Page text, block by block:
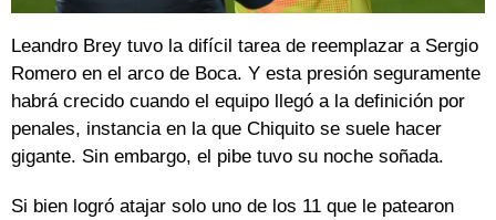
Leandro Brey tuvo la difícil tarea de reemplazar a Sergio
Romero en el arco de Boca. Y esta presión seguramente
habrá crecido cuando el equipo llegó a la definición por
penales, instancia en la que Chiquito se suele hacer
gigante. Sin embargo, el pibe tuvo su noche soñada.
Si bien logró atajar solo uno de los 11 que le patearon